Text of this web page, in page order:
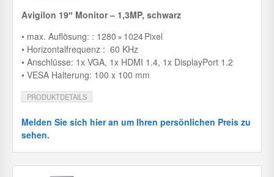
Avigilon 19″ Monitor – 1,3MP, schwarz
• max. Auflösung: : 1280 × 1024 Pixel
• Horizontalfrequenz : 60 KHz
• Anschlüsse: 1x VGA, 1x HDMI 1.4, 1x DisplayPort 1.2
• VESA Halterung: 100 x 100 mm
PRODUKTDETAILS
Melden Sie sich hier an um Ihren persönlichen Preis zu
sehen.